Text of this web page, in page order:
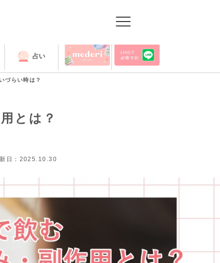
占い 出張授業
づらい時は？
とは？
日：2025.10.30